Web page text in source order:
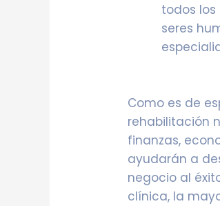
todos
seres
Como es de
rehabilitación
finanzas,
ayudarán a
negocio al
clínica, la